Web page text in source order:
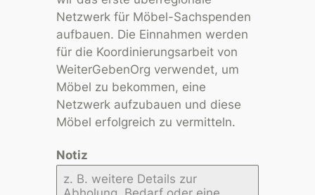
Netzwerk für Möbel-Sachspenden
aufbauen. Die Einnahmen werden
für die Koordinierungsarbeit von
WeiterGebenOrg verwendet, um
Möbel zu bekommen, eine
Netzwerk aufzubauen und diese
Möbel erfolgreich zu vermitteln.
Notiz